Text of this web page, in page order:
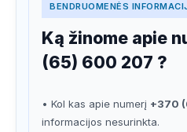
BENDRUOMENĖS
Ką žinome apie
(65) 600 207 ?
• Kol kas apie numerį +370
informacijos nesurinkta.